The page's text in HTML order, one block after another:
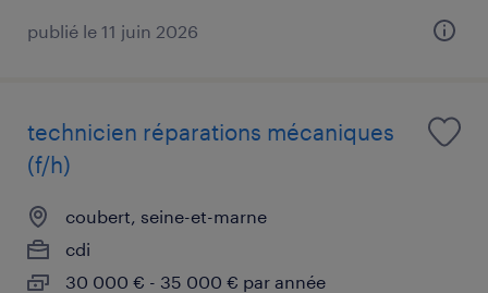
publié le 11 juin 2026
technicien réparations mécaniques
(f/h)
coubert, seine-et-marne
cdi
30 000 € - 35 000 € par année